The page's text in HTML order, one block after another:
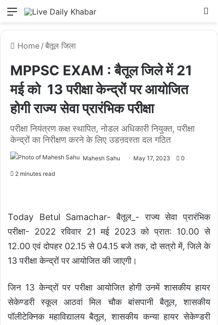
Menu
Home / बैतूल जिला
MPPSC EXAM : बैतूल जिले में 21
मई को 13 परीक्षा केन्द्रों पर आयोजित
होगी राज्य सेवा प्रारंभिक परीक्षा
परीक्षा नियंत्रण कक्ष स्थापित, नोडल अधिकारी नियुक्त, परीक्षा
केन्द्रों का निरीक्षण करने के लिए उडऩदस्ता दल गठित
Mahesh Sahu May 17, 2023 0
2 minutes read
Today Betul Samachar- बैतूल_- राज्य सेवा प्रारंभिक
परीक्षा- 2022 रविवार 21 मई 2023 को प्रात: 10.00 से
12.00 एवं दोपहर 02.15 से 04.15 बजे तक, दो सत्रो में, जिले के
13 परीक्षा केन्द्रों पर आयोजित की जाएगी।
जिन 13 केन्द्रों पर परीक्षा आयोजित होगी उनमें शासकीय हायर
सेकेण्डरी स्कूल आठवां मिल चौक बांसपानी बैतूल, शासकीय
पॉलीटेक्निक महाविद्यालय बैतूल, शासकीय कन्या हायर सेकेण्डरी